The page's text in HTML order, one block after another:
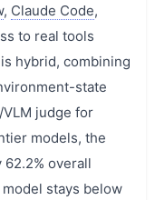
, Claude Code,
to real tools
hybrid, combining
state
judge for
models, the
62.2% overall
stays below